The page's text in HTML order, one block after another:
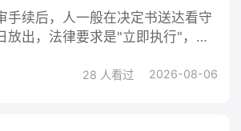
手续后，人一般在决定书送达看守
放出，法律要求是"立即执行"，
28 人看过 2026-08-06